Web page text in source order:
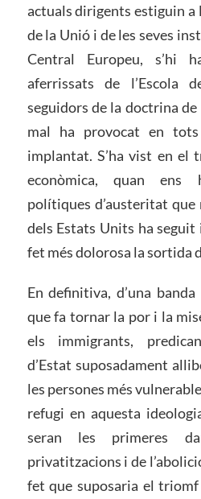
actuals dirigents estiguin a
de la Unió i de les seves
Central Europeu, s’hi
aferrissats de l’Escola
seguidors de la doctrina
mal ha provocat en tots
implantat. S’ha vist en el
econòmica, quan ens
polítiques d’austeritat que
dels Estats Units ha
fet més dolorosa la sortida
En definitiva, d’una
que fa tornar la por i la
els immigrants,
d’Estat suposadament
les persones més
refugi en aquesta
seran les primeres
privatitzacions i de
fet que suposaria el triomf